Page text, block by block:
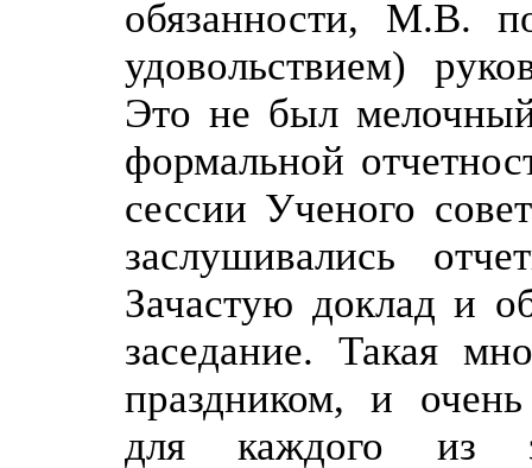
обязанности, М.В.
удовольствием)
Это не был
формальной
сессии Ученого
заслушивались
Зачастую доклад и
заседание. Такая
праздником, и
для каждого из